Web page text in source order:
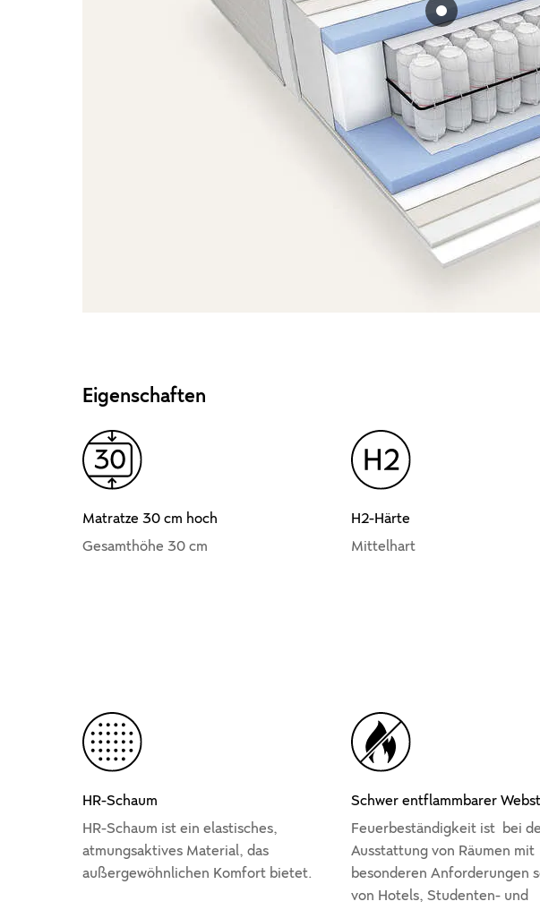
Eigenschaften
Matratze 30 cm hoch
Gesamthöhe 30 cm
H2-Härte
Mittelhart
HR-Schaum
HR-Schaum ist ein elastisches,
atmungsaktives Material, das
außergewöhnlichen Komfort bietet.
Schwer entflammbarer
Feuerbeständigkeit ist bei
Ausstattung von Räumen mit
besonderen Anforderungen
von Hotels, Studenten- und